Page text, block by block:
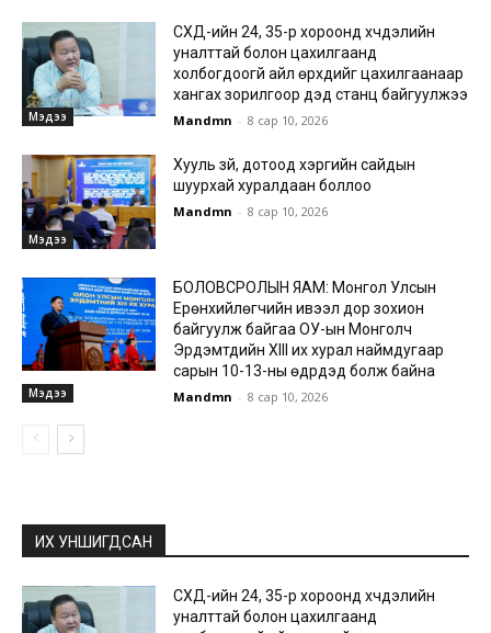
Мэдээ
СХД-ийн 24, 35-р хороонд хүчдэлийн
уналттай болон цахилгаанд
холбогдоогүй айл өрхүүдийг цахилгаанаар
хангах зорилгоор дэд станц байгуулжээ
Mandmn - 8 сар 10, 2026
Мэдээ
Хууль зүй, дотоод хэргийн сайдын
шуурхай хуралдаан боллоо
Mandmn - 8 сар 10, 2026
Мэдээ
БОЛОВСРОЛЫН ЯАМ: Монгол Улсын
Ерөнхийлөгчийн ивээл дор зохион
байгуулж байгаа ОУ-ын Монголч
Эрдэмтдийн XIII их хурал наймдугаар
сарын 10-13-ны өдрүүдэд болж байна
Mandmn - 8 сар 10, 2026
ИХ УНШИГДСАН
СХД-ийн 24, 35-р хороонд хүчдэлийн
уналттай болон цахилгаанд